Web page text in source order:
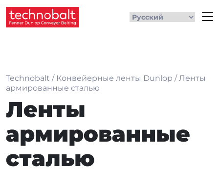
Technobalt / Конвейерные ленты Dunlop /Ленты
армированные сталью
Ленты
армированные
сталью